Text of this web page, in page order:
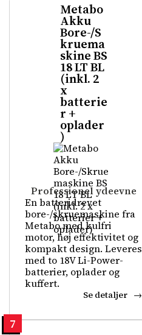
Professionel ydeevne
Metabo
Akku
Bore-/S
kruema
skine BS
18 LT BL
(inkl. 2
x
batterie
r +
oplader
)
En batteridrevet
bore-/skruemaskine fra
Metabo med kulfri
motor, høj effektivitet og
kompakt design. Leveres
med to 18V Li-Power-
batterier, oplader og
kuffert.
Se detaljer
7